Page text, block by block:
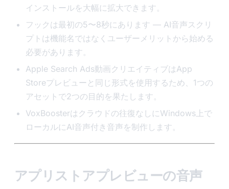
インストールを大幅に拡大できます。
フックは最初の5〜8秒にあります — AI音声スクリ
プトは機能名ではなくユーザーメリットから始める
必要があります。
Apple Search Ads動画クリエイティブはApp
Storeプレビューと同じ形式を使用するため、1つの
アセットで2つの目的を果たします。
VoxBoosterはクラウドの往復なしにWindows上で
ローカルにAI音声付き音声を制作します。
アプリストアプレビューの音声